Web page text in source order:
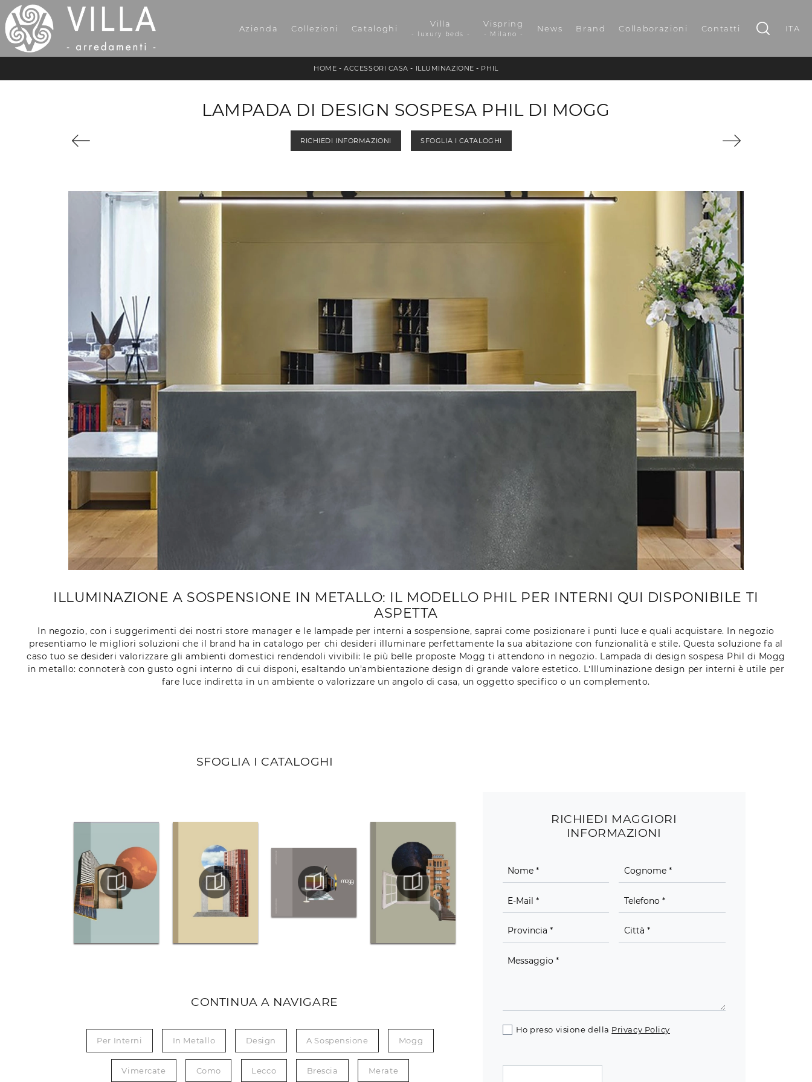
Azienda Collezioni Cataloghi Villa
- luxury beds -
Vispring
- Milano -
News Brand Collaborazioni Contatti ITA
HOME -ACCESSORI CASA - ILLUMINAZIONE - PHIL
LAMPADA DI DESIGN SOSPESA PHIL DI MOGG
RICHIEDI INFORMAZIONI SFOGLIA I CATALOGHI
ILLUMINAZIONE A SOSPENSIONE IN METALLO: IL MODELLO PHIL PER INTERNI QUI DISPONIBILE TI
ASPETTA
In negozio, con i suggerimenti dei nostri store manager e le lampade per interni a sospensione, saprai come posizionare i punti luce e quali acquistare. In negozio
presentiamo le migliori soluzioni che il brand ha in catalogo per chi desideri illuminare perfettamente la sua abitazione con funzionalità e stile. Questa soluzione fa al
caso tuo se desideri valorizzare gli ambienti domestici rendendoli vivibili: le più belle proposte Mogg ti attendono in negozio. Lampada di design sospesa Phil di Mogg
in metallo: connoterà con gusto ogni interno di cui disponi, esaltando un'ambientazione design di grande valore estetico. L’Illuminazione design per interni è utile per
fare luce indiretta in un ambiente o valorizzare un angolo di casa, un oggetto specifico o un complemento.
SFOGLIA I CATALOGHI
CONTINUA A NAVIGARE
Per Interni In Metallo Design A Sospensione Mogg
Vimercate Como Lecco Brescia Merate
RICHIEDI MAGGIORI
INFORMAZIONI
Ho preso visione della Privacy Policy